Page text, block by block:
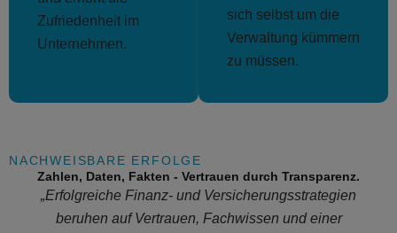
Zufriedenheit im
Unternehmen.
sich selbst um die
Verwaltung kümmern
zu müssen.
NACHWEISBARE ERFOLGE
Zahlen, Daten, Fakten - Vertrauen durch Transparenz.
„Erfolgreiche Finanz- und Versicherungsstrategien
beruhen auf Vertrauen, Fachwissen und einer